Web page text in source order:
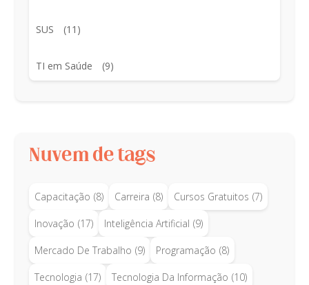
SUS (11)
TI em Saúde (9)
Nuvem de tags
Capacitação (8) Carreira (8) Cursos Gratuitos (7)
Inovação (17) Inteligência Artificial (9)
Mercado De Trabalho (9) Programação (8)
Tecnologia (17) Tecnologia Da Informação (10)